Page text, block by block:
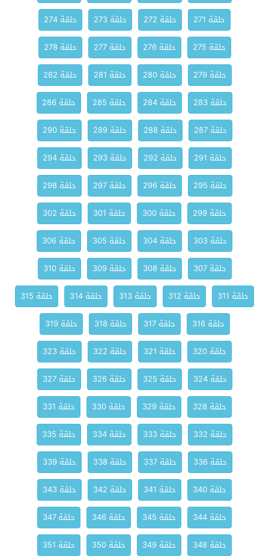
حلقة 271
حلقة 272 حلقة 273
حلقة 274
حلقة 275
حلقة 276 حلقة 277
حلقة 278
حلقة 279
حلقة 280 حلقة 281
حلقة 282
حلقة 283
حلقة 284 حلقة 285
حلقة 286
حلقة 287
حلقة 288 حلقة 289
حلقة 290
حلقة 291
حلقة 292 حلقة 293
حلقة 294
حلقة 295
حلقة 296 حلقة 297
حلقة 298
حلقة 299
حلقة 300 حلقة 301
حلقة 302
حلقة 303
حلقة 304 حلقة 305
حلقة 306
حلقة 307
حلقة 308 حلقة 309
حلقة 310
حلقة 311
حلقة 312 حلقة 313 حلقة 314
حلقة 315
حلقة 316
حلقة 317 حلقة 318
حلقة 319
حلقة 320
حلقة 321 حلقة 322
حلقة 323
حلقة 324
حلقة 325 حلقة 326
حلقة 327
حلقة 328
حلقة 329 حلقة 330
حلقة 331
حلقة 332
حلقة 333 حلقة 334
حلقة 335
حلقة 336
حلقة 337 حلقة 338
حلقة 339
حلقة 340
حلقة 341 حلقة 342
حلقة 343
حلقة 344
حلقة 345 حلقة 346
حلقة 347
حلقة 348
حلقة 349 حلقة 350
حلقة 351